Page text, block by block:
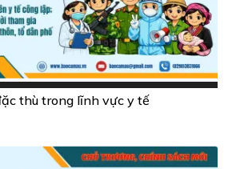
thù trong lĩnh vực y tế